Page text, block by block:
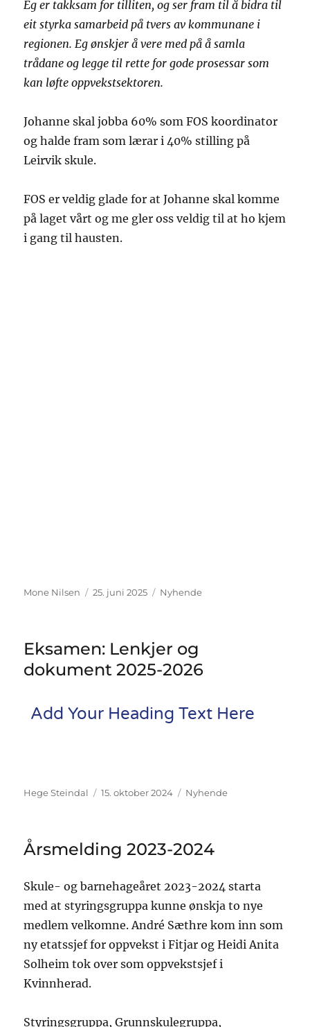
Eg er takksam for tilliten, og ser fram til å bidra til
eit styrka samarbeid på tvers av kommunane i
regionen. Eg ønskjer å vere med på å samla
trådane og legge til rette for gode prosessar som
kan løfte oppvekstsektoren.
Johanne skal jobba 60% som FOS koordinator
og halde fram som lærar i 40% stilling på
Leirvik skule.
FOS er veldig glade for at Johanne skal komme
på laget vårt og me gler oss veldig til at ho kjem
i gang til hausten.
Mone Nilsen 25. juni 2025 Nyhende
Eksamen: Lenkjer og
dokument 2025-2026
Add Your Heading Text Here
Hege Steindal 15. oktober 2024 Nyhende
Årsmelding 2023-2024
Skule- og barnehageåret 2023-2024 starta
med at styringsgruppa kunne ønskja to nye
medlem velkomne. André Sæthre kom inn som
ny etatssjef for oppvekst i Fitjar og Heidi Anita
Solheim tok over som oppvekstsjef i
Kvinnherad.
Styringsgruppa, Grunnskulegruppa,